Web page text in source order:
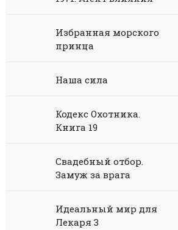
Юриспруденция, право
Научная фантастика
Попаданцы
Юмористическая фантастика
Любовное фэнтези
Русское фэнтези
Фэнтези про драконов
Юмористическое фэнтези
Избранная морского
принца
Наша сила
Кодекс Охотника.
Книга 19
Свадебный отбор.
Замуж за врага
Идеальный мир для
Лекаря 3